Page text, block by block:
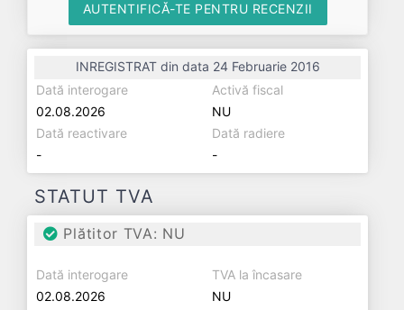
AUTENTIFICĂ-TE PENTRU RECENZII
INREGISTRAT din data 24 Februarie 2016
Dată interogare
02.08.2026
Activă fiscal
NU
Dată reactivare
-
Dată radiere
-
STATUT TVA
Plătitor TVA: NU
Dată interogare
02.08.2026
TVA la încasare
NU